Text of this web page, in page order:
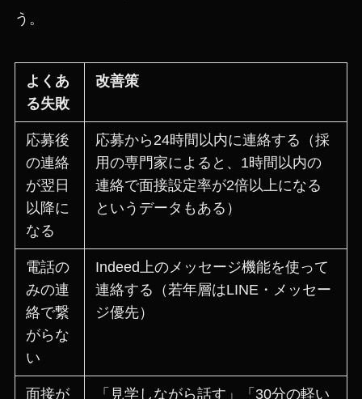
う。
よくあ
る失敗
改善策
応募後
の連絡
が翌日
以降に
なる
応募から24時間以内に連絡する（採
用の専門家によると、1時間以内の
連絡で面接設定率が2倍以上になる
というデータもある）
電話の
みの連
絡で繋
がらな
い
Indeed上のメッセージ機能を使って
連絡する（若年層はLINE・メッセー
ジ優先）
面接が 「見学しながら話す」「30分の軽い